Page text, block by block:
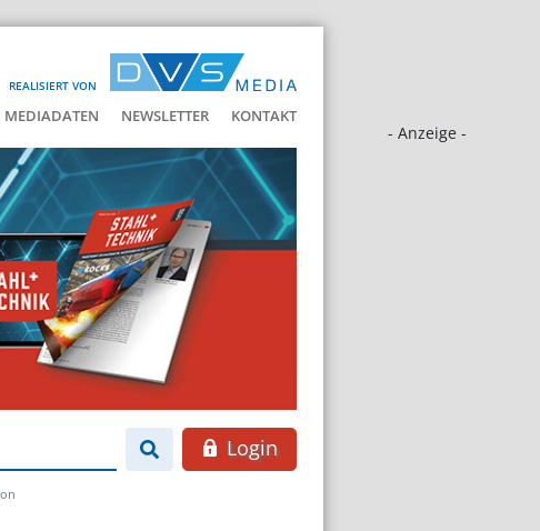
REALISIERT VON
MEDIADATEN NEWSLETTER KONTAKT
- Anzeige -
Login